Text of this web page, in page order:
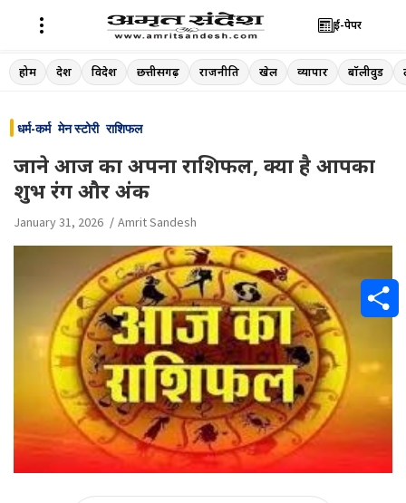
Skip
to
ई-पेपर
होम देश विदेश छत्तीसगढ़ राजनीति खेल व्यापार बॉलीवुड
धर्म-कर्म मेन स्टोरी राशिफल
जाने आज का अपना राशिफल, क्या है आपका
शुभ रंग और अंक
January 31, 2026 Amrit Sandesh
h